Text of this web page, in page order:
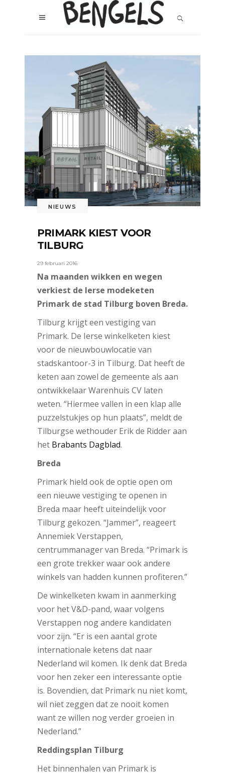
NIEUWS
PRIMARK KIEST VOOR
TILBURG
29 februari 2016
Na maanden wikken en wegen
verkiest de Ierse modeketen
Primark de stad Tilburg boven Breda.
Tilburg krijgt een vestiging van
Primark. De Ierse winkelketen kiest
voor de nieuwbouwlocatie van
stadskantoor-3 in Tilburg. Dat heeft de
keten aan zowel de gemeente als aan
ontwikkelaar Warenhuis CV laten
weten. “Hiermee vallen in een klap alle
puzzelstukjes op hun plaats”, meldt de
Tilburgse wethouder Erik de Ridder aan
het Brabants Dagblad.
Breda
Primark hield ook de optie open om
een nieuwe vestiging te openen in
Breda maar heeft uiteindelijk voor
Tilburg gekozen. “Jammer”, reageert
Annemiek Verstappen,
centrummanager van Breda. “Primark is
een grote trekker waar ook andere
winkels van hadden kunnen profiteren.”
De winkelketen kwam in aanmerking
voor het V&D-pand, waar volgens
Verstappen nog andere kandidaten
voor zijn. “Er is een aantal grote
internationale ketens dat naar
Nederland wil komen. Ik denk dat Breda
voor hen zeker een interessante optie
is. Bovendien, dat Primark nu niet komt,
wil niet zeggen dat ze nooit komen
want ze willen nog verder groeien in
Nederland.”
Reddingsplan Tilburg
Het binnenhalen van Primark is